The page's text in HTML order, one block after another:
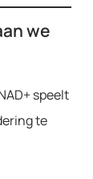
we
speelt
te